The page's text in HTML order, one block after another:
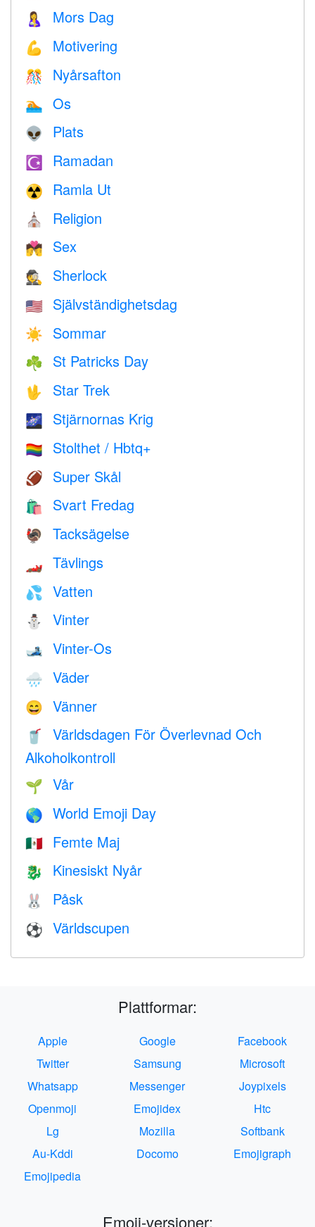
🤱 Mors Dag
💪 Motivering
🎊 Nyårsafton
🏊 Os
👽 Plats
☪️ Ramadan
☢️ Ramla Ut
⛪️ Religion
💏 Sex
🕵️ Sherlock
🇺🇸 Självständighetsdag
☀️ Sommar
☘️ St Patricks Day
🖖 Star Trek
🌌 Stjärnornas Krig
🏳️‍🌈 Stolthet / Hbtq+
🏈 Super Skål
🛍 Svart Fredag
🦃 Tacksägelse
🏎 Tävlings
💦 Vatten
⛄ Vinter
🎿 Vinter-Os
🌧 Väder
😄 Vänner
🥤
Världsdagen För Överlevnad Och
Alkoholkontroll
🌱 Vår
🌎 World Emoji Day
🇲🇽 Femte Maj
🐉 Kinesiskt Nyår
🐰 Påsk
⚽ Världscupen
Plattformar:
Apple Google
Facebook
Twitter
Samsung
Microsoft
Whatsapp
Messenger
Joypixels
Openmoji
Emojidex
Htc
Lg
Mozilla
Softbank
Au-Kddi
Docomo
Emojigraph
Emojipedia
Emoji-versioner: